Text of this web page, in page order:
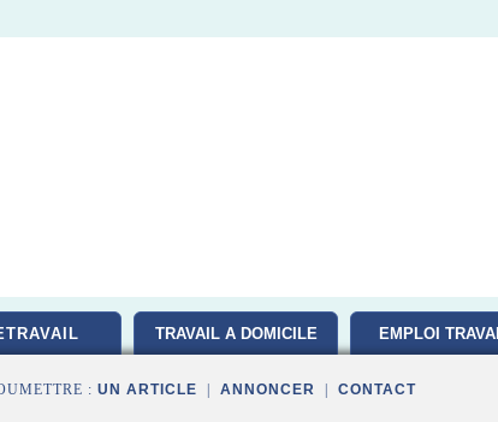
TRAVAIL A DOMICILE EMPLOI
: UN ARTICLE ANNONCER CONTACT